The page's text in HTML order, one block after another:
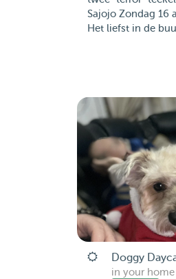
Sajojo Zondag 16
Het liefst in de
Doggy
in your home